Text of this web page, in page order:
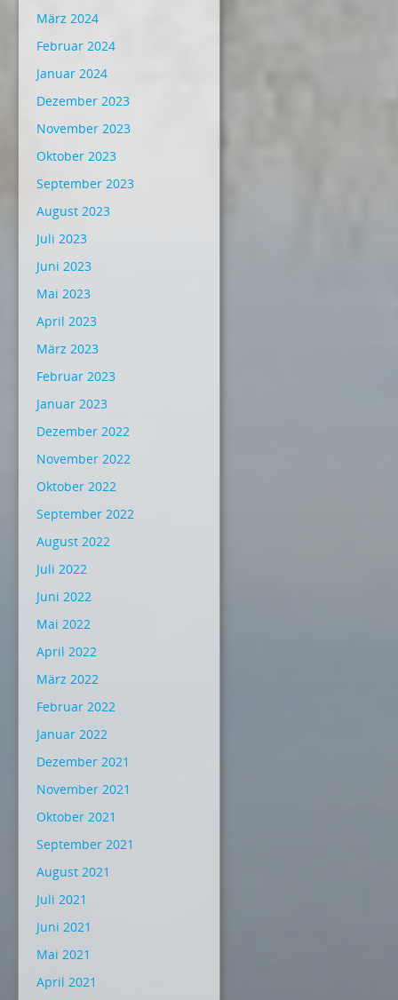
März 2024
Februar 2024
Januar 2024
Dezember 2023
November 2023
Oktober 2023
September 2023
August 2023
Juli 2023
Juni 2023
Mai 2023
April 2023
März 2023
Februar 2023
Januar 2023
Dezember 2022
November 2022
Oktober 2022
September 2022
August 2022
Juli 2022
Juni 2022
Mai 2022
April 2022
März 2022
Februar 2022
Januar 2022
Dezember 2021
November 2021
Oktober 2021
September 2021
August 2021
Juli 2021
Juni 2021
Mai 2021
April 2021